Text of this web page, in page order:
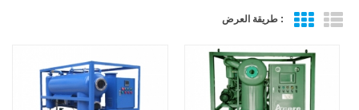
طريقة العرض :